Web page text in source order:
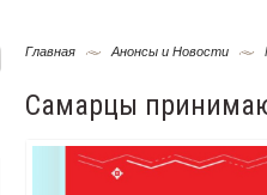
Главная Анонсы и Новости
Самарцы